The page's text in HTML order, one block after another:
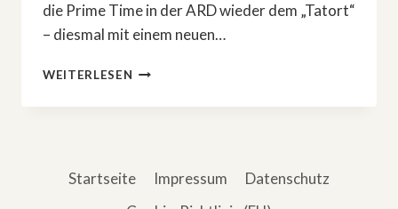
die Prime Time in der ARD wieder dem „Tatort“
– diesmal mit einem neuen…
WEITERLESEN »TATORT«
SONNTAG
ZERLEGT
Startseite Impressum
Datenschutz